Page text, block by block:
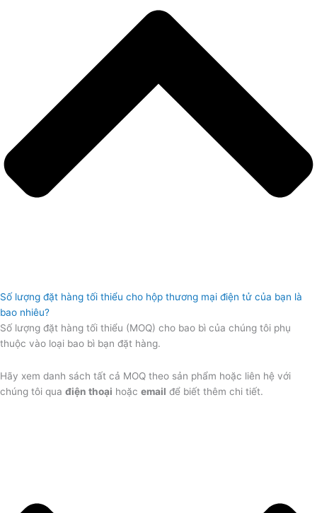
Số lượng đặt hàng tối thiểu cho hộp thương mại điện tử của bạn là
bao nhiêu?
Số lượng đặt hàng tối thiểu (MOQ) cho bao bì của chúng tôi phụ
thuộc vào loại bao bì bạn đặt hàng.
Hãy xem danh sách tất cả MOQ theo sản phẩm hoặc liên hệ với
chúng tôi qua điện thoại hoặc email để biết thêm chi tiết.